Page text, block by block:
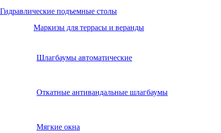
Гидравлические подъемные столы
Маркизы для террасы и веранды
Шлагбаумы автоматические
Откатные антивандальные шлагбаумы
Мягкие окна